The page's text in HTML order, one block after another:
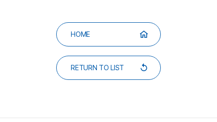
HOME
RETURN TO LIST